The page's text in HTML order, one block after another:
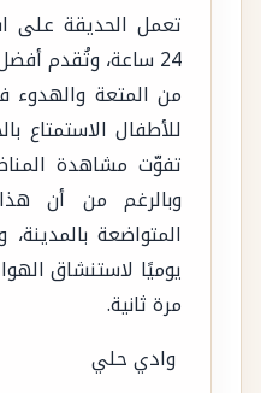
تعمل الحديقة على
24 ساعة، وتُقدم
من المتعة
للأطفال الاستمتاع
تفوّت مشاهدة
وبالرغم من أن
المتواضعة
يوميًا لاستنشاق
مرة ثانية.
وادي حلي